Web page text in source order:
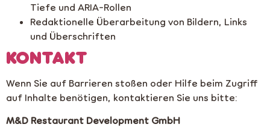
Tiefe und ARIA-Rollen
Redaktionelle Überarbeitung von Bildern, Links
und Überschriften
KONTAKT
Wenn Sie auf Barrieren stoßen oder Hilfe beim Zugriff
auf Inhalte benötigen, kontaktieren Sie uns bitte:
M&D Restaurant Development GmbH